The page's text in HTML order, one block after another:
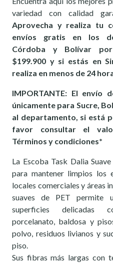
variedad con calidad
Aprovecha y realiza tu
envíos gratis en los
Córdoba y Bolívar
$199.900 y si estás en
realiza en menos de 24
IMPORTANTE: El envío
únicamente para Sucre,
al departamento, si está
favor consultar el
Términos y condiciones*
La Escoba Task Dalia
para mantener limpios los
locales comerciales y áreas
suaves de PET permite
superficies delicadas
porcelanato, baldosa y
polvo, residuos livianos y
piso.
Sus fibras más largas con